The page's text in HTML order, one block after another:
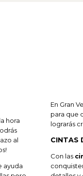
hora
al
ayuda
En Gran
para que
lograrás
CINTAS
Con las